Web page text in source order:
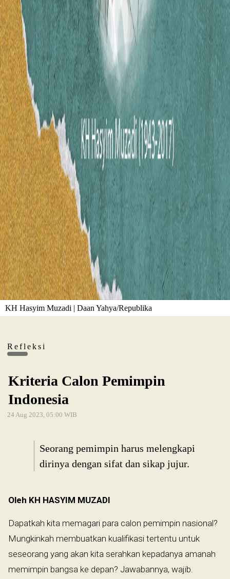
KH Hasyim Muzadi | Daan Yahya/Republika
Refleksi
Kriteria Calon Pemimpin
Indonesia
24 Aug 2023, 05:00 WIB
Seorang pemimpin harus melengkapi
dirinya dengan sifat dan sikap jujur.
Oleh KH HASYIM MUZADI
Dapatkah kita memagari para calon pemimpin nasional?
Mungkinkah membuatkan kualifikasi tertentu untuk
seseorang yang akan kita serahkan kepadanya amanah
memimpin bangsa ke depan? Jawabannya, wajib.